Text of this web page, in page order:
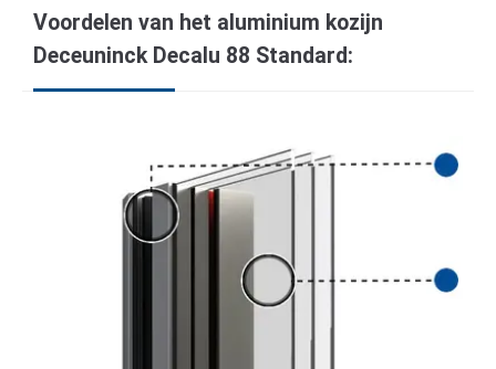
Voordelen van het aluminium kozijn
Deceuninck Decalu 88 Standard: